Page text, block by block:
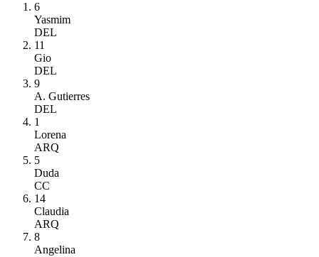
6
Yasmim
DEL
11
Gio
DEL
9
A. Gutierres
DEL
1
Lorena
ARQ
5
Duda
CC
14
Claudia
ARQ
8
Angelina